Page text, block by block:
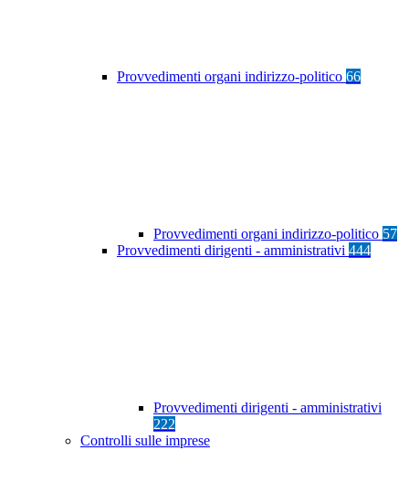
Provvedimenti organi indirizzo-politico 66
Provvedimenti organi indirizzo-politico 57
Provvedimenti dirigenti - amministrativi 444
Provvedimenti dirigenti - amministrativi
222
Controlli sulle imprese